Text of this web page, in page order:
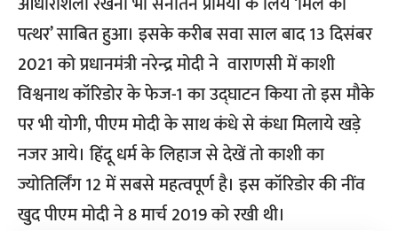
पत्थर’ साबित हुआ। इसके करीब सवा साल बाद 13 दिसंबर
2021 को प्रधानमंत्री नरेन्द्र मोदी ने वाराणसी में काशी
विश्वनाथ कॉरिडोर के फेज-1 का उद्घाटन किया तो इस मौके
पर भी योगी, पीएम मोदी के साथ कंधे से कंधा मिलाये खड़े
नजर आये। हिंदू धर्म के लिहाज से देखें तो काशी का
ज्योतिर्लिंग 12 में सबसे महत्वपूर्ण है। इस कॉरिडोर की नींव
खुद पीएम मोदी ने 8 मार्च 2019 को रखी थी।